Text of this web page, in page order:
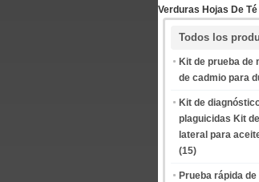
Verduras Hojas De Té
Todos los
Kit de prueba de
de cadmio para
Kit de
plaguicidas Kit
lateral para
(15)
Prueba rápida